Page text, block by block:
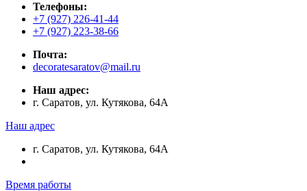
Телефоны:
+7 (927) 226-41-44
+7 (927) 223-38-66
Почта:
decoratesaratov@mail.ru
Наш адрес:
г. Саратов, ул. Кутякова, 64А
Наш адрес
г. Саратов, ул. Кутякова, 64А
Время работы